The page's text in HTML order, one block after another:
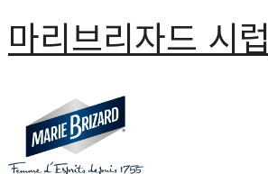
마리브리자드 시럽